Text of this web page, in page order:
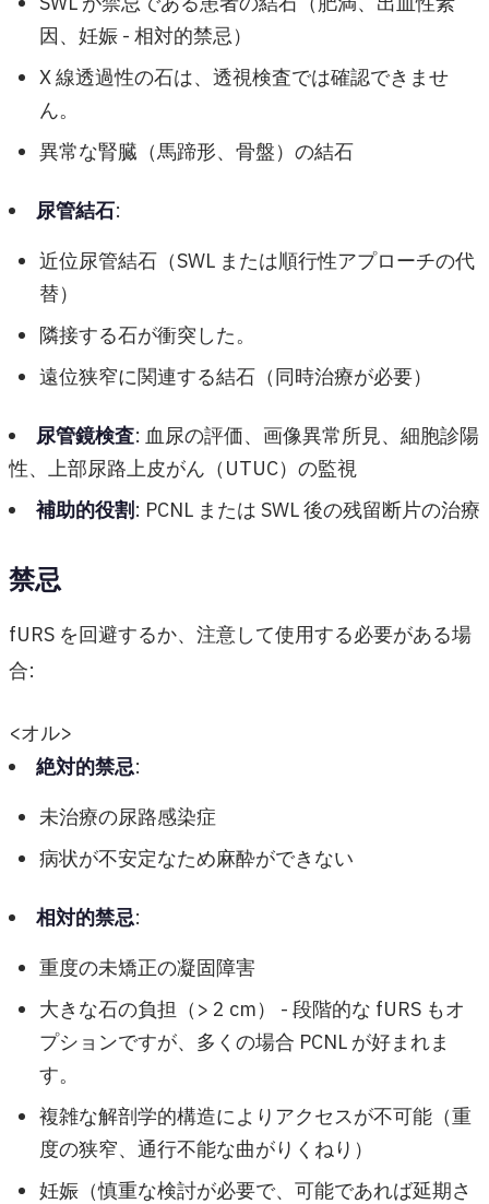
因、妊娠 - 相対的禁忌）
X 線透過性の石は、透視検査では確認できませ
ん。
異常な腎臓（馬蹄形、骨盤）の結石
尿管結石:
近位尿管結石（SWL または順行性アプローチの代
替）
隣接する石が衝突した。
遠位狭窄に関連する結石（同時治療が必要）
尿管鏡検査: 血尿の評価、画像異常所見、細胞診陽
性、上部尿路上皮がん（UTUC）の監視
補助的役割 : PCNL または SWL 後の残留断片の治療
禁忌
fURS を回避するか、注意して使用する必要がある場
合:
<オル>
絶対的禁忌:
未治療の尿路感染症
病状が不安定なため麻酔ができない
相対的禁忌:
重度の未矯正の凝固障害
大きな石の負担（> 2 cm） - 段階的な fURS もオ
プションですが、多くの場合 PCNL が好まれま
す。
複雑な解剖学的構造によりアクセスが不可能（重
度の狭窄、通行不能な曲がりくねり）
妊娠（慎重な検討が必要で、可能であれば延期さ